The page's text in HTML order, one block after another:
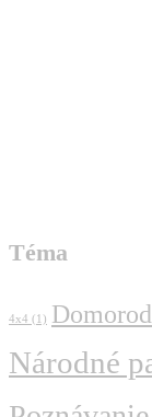
Téma
4x4 (1)
Národné